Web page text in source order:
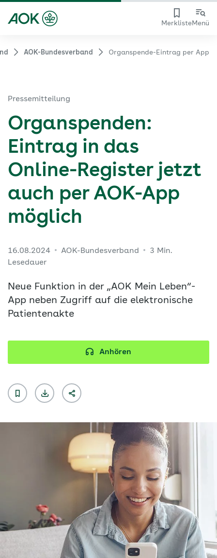
MerklisteMenü
AOK-Bundesverband Organspende-Eintrag per App
Pressemitteilung
Organspenden:
Eintrag in das
Online-Register jetzt
auch per AOK-App
möglich
16.08.2024 AOK-Bundesverband
3 Min.
Lesedauer
Neue Funktion in der „AOK Mein Leben“-
App neben Zugriff auf die elektronische
Patientenakte
Anhören